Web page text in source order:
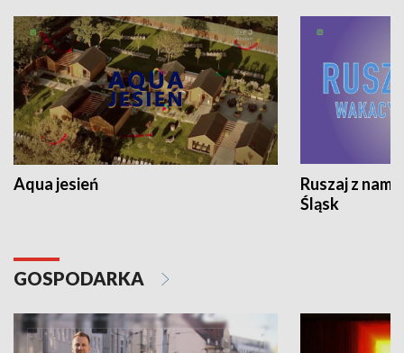
Aqua jesień
Ruszaj z
Śląsk
GOSPODARKA